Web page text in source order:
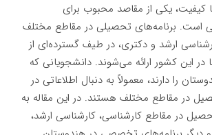
یکی از مقاصد محبوب برای
است. برنامه‌های تحصیلی در مقاطع مختلف
ارشد و دکتری، در طیف گسترده‌ای از
این کشور ارائه می‌شوند. دانشجویانی که
را دارند، معمولاً به دنبال اطلاعاتی در
در مقاطع مختلف هستند. در این مقاله به
در مقاطع کارشناسی، کارشناسی ارشد،